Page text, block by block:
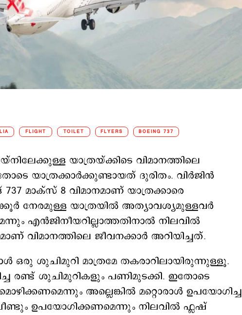
FLIGHT TOILET FLYERS BOEING 737
യാത്രയ്ക്കിടെ വിമാനത്തിലെ
യാത്രക്കാര്‍ക്കുണ്ടായത് ദുരിതം. വിര്‍ജിന്‍
മാക്സ് 8 വിമാനമാണ് യാത്രക്കാരെ
നേരമുള്ള യാത്രയില്‍ അത്യാവശ്യമുള്ളവര്‍
എന്‍ജിനീയറില്ലാത്തതിനാല്‍ നിലവില്‍
വിമാനത്തിലെ ജീവനക്കാര്‍ അറിയിച്ചത്.
ഒരു ശുചിമുറി മാത്രമേ തകരാറിലായിരുന്നുള്ളൂ.
രണ്ട് ശുചിമുറികളും പണിമുടക്കി. ഇതോടെ
അല്ലെങ്കില്‍ മറ്റൊരാള്‍ ഉപയോഗിച്ച
ഉപയോഗിക്കണമെന്നും നിലവില്‍ ഫ്ലഷ്